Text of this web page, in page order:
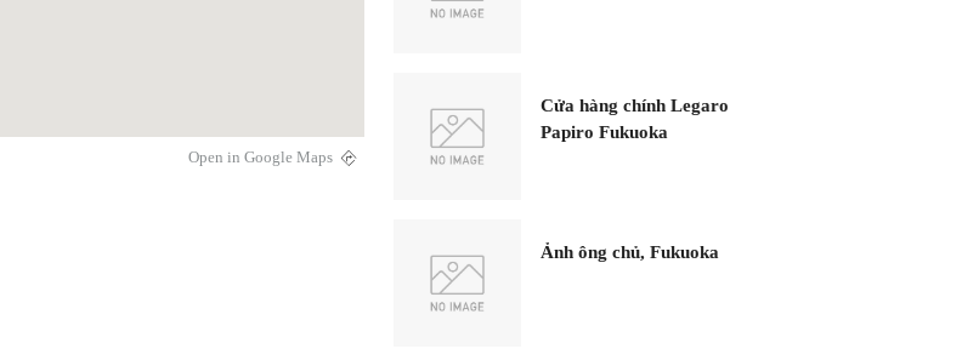
Open in Google Maps
Cửa hàng chính Legaro
Papiro Fukuoka
Ảnh ông chủ, Fukuoka